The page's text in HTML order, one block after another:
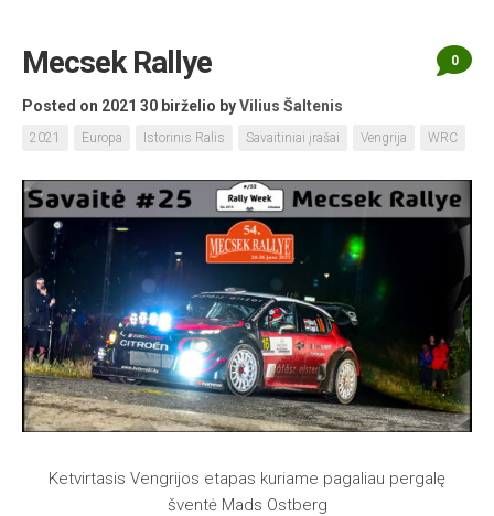
Mecsek Rallye
Posted on 2021 30 birželio byVilius Šaltenis
2021 Europa Istorinis Ralis Savaitiniai įrašai Vengrija WRC
0
Ketvirtasis Vengrijos etapas kuriame pagaliau pergalę
šventė Mads Ostberg